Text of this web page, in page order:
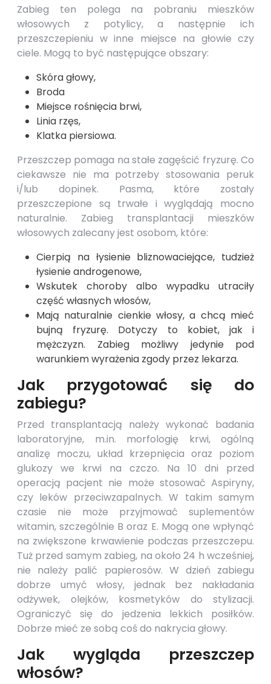
Zabieg ten polega na pobraniu mieszków
włosowych z potylicy, a następnie ich
przeszczepieniu w inne miejsce na głowie czy
ciele. Mogą to być następujące obszary:
Skóra głowy,
Broda
Miejsce rośnięcia brwi,
Linia rzęs,
Klatka piersiowa.
Przeszczep pomaga na stałe zagęścić fryzurę. Co
ciekawsze nie ma potrzeby stosowania peruk
i/lub dopinek. Pasma, które zostały
przeszczepione są trwałe i wyglądają mocno
naturalnie. Zabieg transplantacji mieszków
włosowych zalecany jest osobom, które:
Cierpią na łysienie bliznowaciejące, tudzież
łysienie androgenowe,
Wskutek choroby albo wypadku utraciły
część własnych włosów,
Mają naturalnie cienkie włosy, a chcą mieć
bujną fryzurę. Dotyczy to kobiet, jak i
mężczyzn. Zabieg możliwy jedynie pod
warunkiem wyrażenia zgody przez lekarza.
Jak przygotować się do
zabiegu?
Przed transplantacją należy wykonać badania
laboratoryjne, m.in. morfologię krwi, ogólną
analizę moczu, układ krzepnięcia oraz poziom
glukozy we krwi na czczo. Na 10 dni przed
operacją pacjent nie może stosować Aspiryny,
czy leków przeciwzapalnych. W takim samym
czasie nie może przyjmować suplementów
witamin, szczególnie B oraz E. Mogą one wpłynąć
na zwiększone krwawienie podczas przeszczepu.
Tuż przed samym zabieg, na około 24 h wcześniej,
nie należy palić papierosów. W dzień zabiegu
dobrze umyć włosy, jednak bez nakładania
odżywek, olejków, kosmetyków do stylizacji.
Ograniczyć się do jedzenia lekkich posiłków.
Dobrze mieć ze sobą coś do nakrycia głowy.
Jak wygląda przeszczep
włosów?